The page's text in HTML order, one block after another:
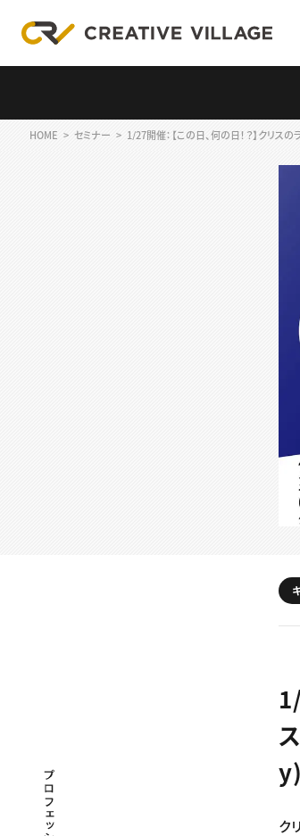
HOME セミナー 1/27開催：【この日、何の日！？】クリ
プロフェッショナル×つながる×メディ
y)
ク